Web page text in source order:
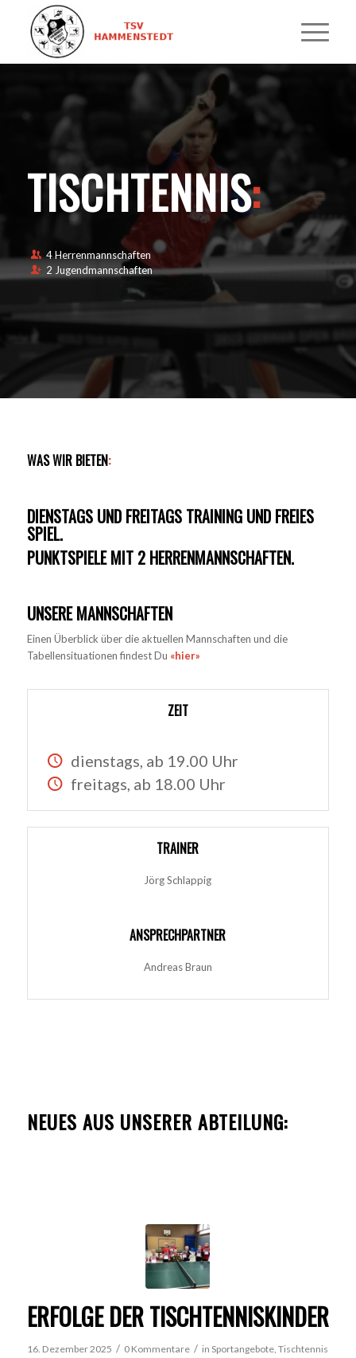
TISCHTENNIS:
4 Herrenmannschaften
2 Jugendmannschaften
WAS WIR BIETEN:
DIENSTAGS UND FREITAGS TRAINING UND FREIES
SPIEL.
PUNKTSPIELE MIT 2 HERRENMANNSCHAFTEN.
UNSERE MANNSCHAFTEN
Einen Überblick über die aktuellen Mannschaften und die
Tabellensituationen findest Du «hier»
ZEIT
dienstags, ab 19.00 Uhr
freitags, ab 18.00 Uhr
TRAINER
Jörg Schlappig
ANSPRECHPARTNER
Andreas Braun
NEUES AUS UNSERER ABTEILUNG:
ERFOLGE DER TISCHTENNISKINDER
16. Dezember 2025 / 0 Kommentare / in Sportangebote ,Tischtennis